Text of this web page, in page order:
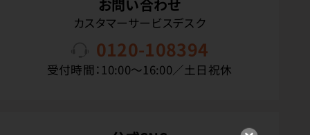
お問い合わせ
カスタマーサービスデスク
0120-108394
受付時間：10:00〜16:00／土日祝休